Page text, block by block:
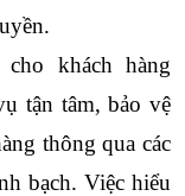
khách hàng
tận tâm, bảo vệ
thông qua các
bạch. Việc hiểu